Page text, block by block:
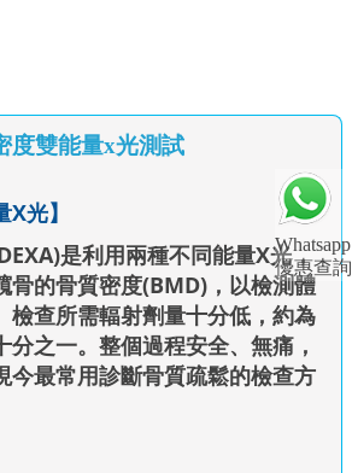
Whatsapp
優惠查詢
度雙能量x光測試
X光】
是利用兩種不同能量X光，
骨的骨質密度(BMD)，以檢測體
檢查所需輻射劑量十分低，約為
分之一。整個過程安全、無痛，
今最常用診斷骨質疏鬆的檢查方